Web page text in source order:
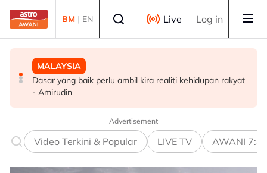
Skip to main content
BM | EN Live Log in
MALAYSIA
Dasar yang baik perlu ambil kira realiti kehidupan rakyat
- Amirudin
MALAYSIA
Sudah tiba masa gubal Akta CDF, hentikan politik ‘carrot
and stick’ - Penganalisis
POLITIK
Ewon, Donald kekal teraju UPKO
Advertisement
Video Terkini & Popular LIVE TV AWANI